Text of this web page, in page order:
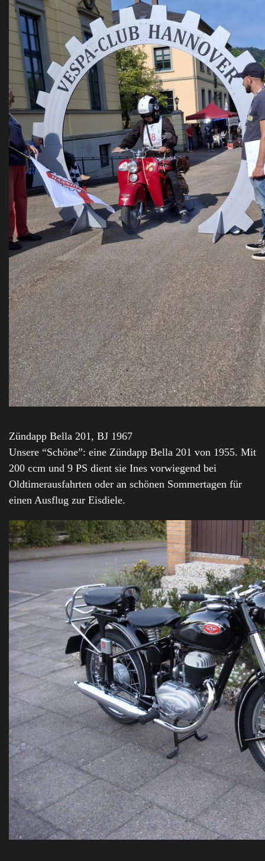
Zündapp Bella 201, BJ 1967
Unsere “Schöne”: eine Zündapp Bella 201 von 1955. Mit
200 ccm und 9 PS dient sie Ines vorwiegend bei
Oldtimerausfahrten oder an schönen Sommertagen für
einen Ausflug zur Eisdiele.